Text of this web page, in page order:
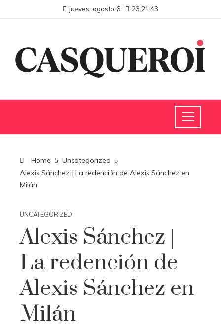
jueves, agosto 6 23:21:44
Home
Uncategorized
Alexis Sánchez | La redención de Alexis Sánchez en
Milán
UNCATEGORIZED
Alexis Sánchez |
La redención de
Alexis Sánchez en
Milán